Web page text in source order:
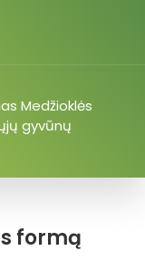
formą
Medžioklės
gyvūnų